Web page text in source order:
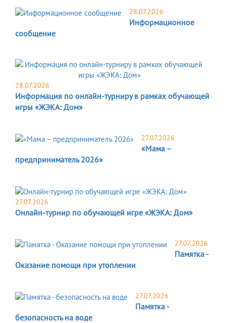
28.07.2026
Информационное
сообщение
28.07.2026
Информация по онлайн-турниру в рамках обучающей
игры «ЖЭКА: Дом»
27.07.2026
«Мама –
предприниматель 2026»
27.07.2026
Онлайн-турнир по обучающей игре «ЖЭКА: Дом»
27.07.2026
Памятка -
Оказание помощи при утоплении
27.07.2026
Памятка -
безопасность на воде